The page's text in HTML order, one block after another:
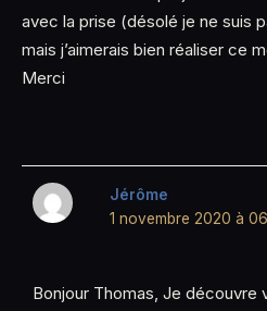
avec la prise (désolé je ne suis
mais j’aimerais bien réaliser ce
Merci
Jérôme
1 novembre 2020 à
Bonjour Thomas, Je découvre